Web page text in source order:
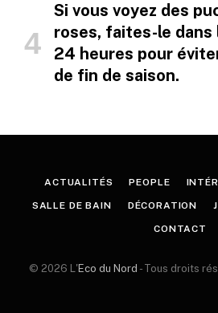
Si vous voyez des
roses, faites-le dans
24 heures pour
de fin de saison.
ACTUALITÉS PEOPLE
SALLE DE BAIN DÉCORATION
CONTACT
© 2026 L'Eco du Nord - Tous droits